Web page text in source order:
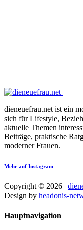
dieneuefrau.net ist ein
sich für Lifestyle,
aktuelle Themen
Beiträge, praktische
moderner Frauen.
Mehr auf Instagram
Copyright © 2026 |
Design by headonis-
Hauptnavigation